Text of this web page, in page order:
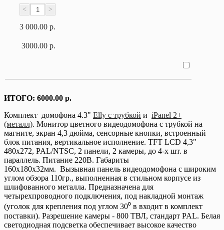
< >
3 000.00 р.
3000.00 р.
ИТОГО: 6000.00 р.
Комплект домофона 4.3" Elly с трубкой и iPanel 2+
(металл). Монитор цветного видеодомофона с трубкой на
магните, экран 4,3 дюйма, сенсорные кнопки, встроенный
блок питания, вертикальное исполнение. TFT LCD 4,3"
480x272, PAL/NTSC, 2 панели, 2 камеры, до 4-х шт. в
параллель. Питание 220В. Габариты
160х180х32мм. Вызывная панель видеодомофона с широким
углом обзора 110гр., выполненная в стильном корпусе из
шлифованного металла. Предназначена для
четырехпроводного подключения, под накладной монтаж
(уголок для крепления под углом 30⁰ в входит в комплект
поставки). Разрешение камеры - 800 ТВЛ, стандарт PAL. Белая
светодиодная подсветка обеспечивает высокое качество